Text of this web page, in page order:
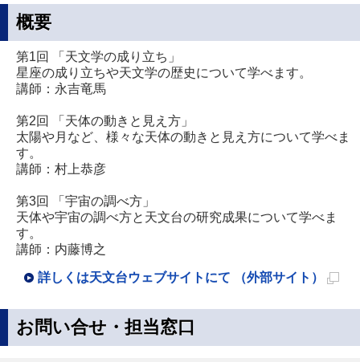
概要
第1回 「天文学の成り立ち」
星座の成り立ちや天文学の歴史について学べます。
講師：永吉竜馬
第2回 「天体の動きと見え方」
太陽や月など、様々な天体の動きと見え方について学べま
す。
講師：村上恭彦
第3回 「宇宙の調べ方」
天体や宇宙の調べ方と天文台の研究成果について学べま
す。
講師：内藤博之
詳しくは天文台ウェブサイトにて （外部サイト）
お問い合せ・担当窓口